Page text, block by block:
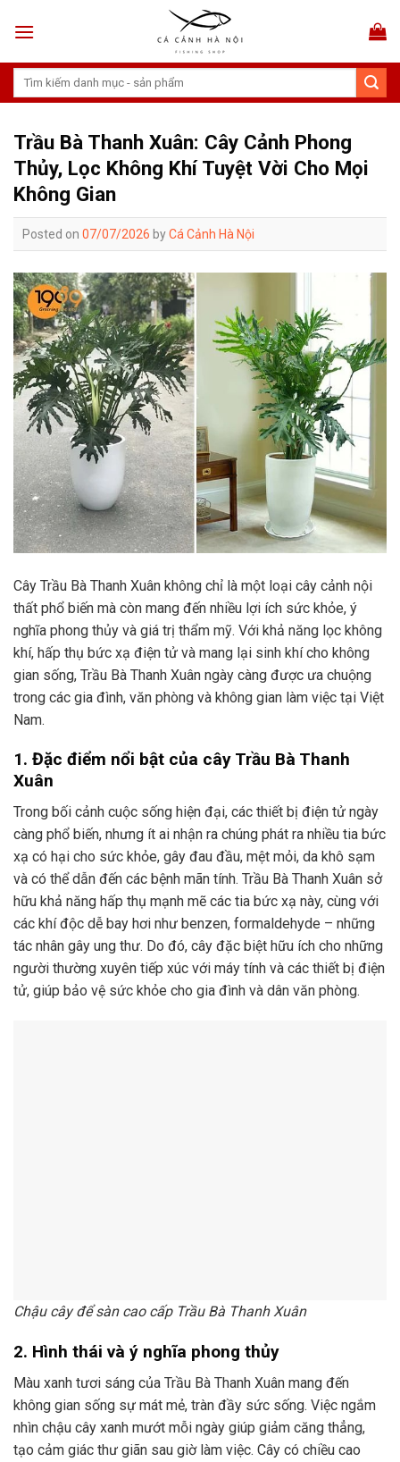
Tìm
Trầu Bà Thanh Xuân: Cây Cảnh Phong
Thủy, Lọc Không Khí Tuyệt Vời Cho Mọi
Không Gian
Posted on 07/07/2026 byCá Cảnh Hà Nội
Cây Trầu Bà Thanh Xuân không chỉ là một loại cây cảnh nội
thất phổ biến mà còn mang đến nhiều lợi ích sức khỏe, ý
nghĩa phong thủy và giá trị thẩm mỹ. Với khả năng lọc không
khí, hấp thụ bức xạ điện tử và mang lại sinh khí cho không
gian sống, Trầu Bà Thanh Xuân ngày càng được ưa chuộng
trong các gia đình, văn phòng và không gian làm việc tại Việt
Nam.
1. Đặc điểm nổi bật của cây Trầu Bà Thanh
Xuân
Trong bối cảnh cuộc sống hiện đại, các thiết bị điện tử ngày
càng phổ biến, nhưng ít ai nhận ra chúng phát ra nhiều tia bức
xạ có hại cho sức khỏe, gây đau đầu, mệt mỏi, da khô sạm
và có thể dẫn đến các bệnh mãn tính. Trầu Bà Thanh Xuân sở
hữu khả năng hấp thụ mạnh mẽ các tia bức xạ này, cùng với
các khí độc dễ bay hơi như benzen, formaldehyde – những
tác nhân gây ung thư. Do đó, cây đặc biệt hữu ích cho những
người thường xuyên tiếp xúc với máy tính và các thiết bị điện
tử, giúp bảo vệ sức khỏe cho gia đình và dân văn phòng.
Chậu cây để sàn cao cấp Trầu Bà Thanh Xuân
2. Hình thái và ý nghĩa phong thủy
Màu xanh tươi sáng của Trầu Bà Thanh Xuân mang đến
không gian sống sự mát mẻ, tràn đầy sức sống. Việc ngắm
nhìn chậu cây xanh mướt mỗi ngày giúp giảm căng thẳng,
tạo cảm giác thư giãn sau giờ làm việc. Cây có chiều cao